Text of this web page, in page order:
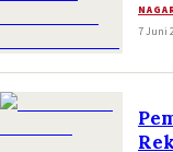
7 Juni